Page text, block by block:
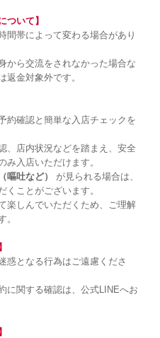
ついて】
間帯によって変わる場合があり
から交流をされなかった場合な
返金対象外です。
約確認と簡単な入店チェックを
、店内状況などを踏まえ、安全
み入店いただけます。
嘔吐など）
が見られる場合は、
くことがございます。
楽しんでいただくため、ご理解
。
惑となる行為はご遠慮くださ
に関する確認は、公式LINEへお